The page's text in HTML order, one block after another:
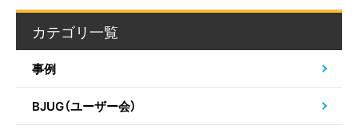
カテゴリ一覧
事例
BJUG（ユーザー会）